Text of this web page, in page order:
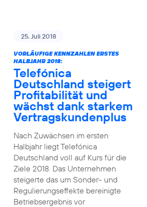
25. Juli 2018
VORLÄUFIGE KENNZAHLEN ERSTES
HALBJAHR 2018:
Telefónica
Deutschland steigert
Profitabilität und
wächst dank starkem
Vertragskundenplus
Nach Zuwächsen im ersten
Halbjahr liegt Telefónica
Deutschland voll auf Kurs für die
Ziele 2018. Das Unternehmen
steigerte das um Sonder- und
Regulierungseffekte bereinigte
Betriebsergebnis vor